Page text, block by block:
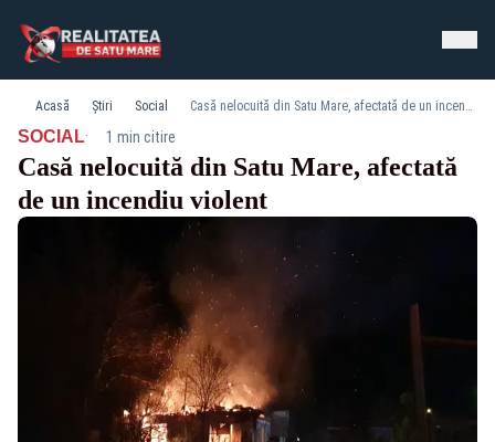
Acasă Știri Social Casă nelocuită din Satu Mare, afectată de un incendiu violent
SOCIAL· 1 min citire
Casă nelocuită din Satu Mare, afectată
de un incendiu violent